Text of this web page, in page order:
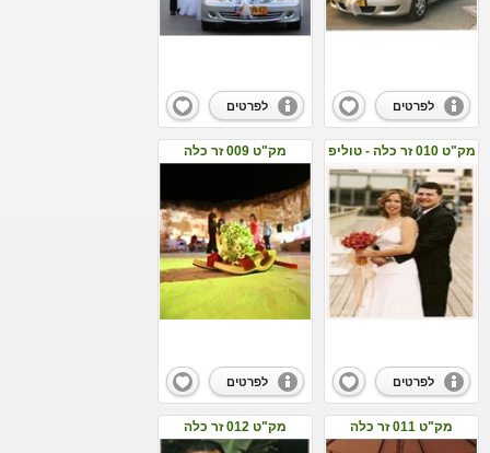
לפרטים לפרטים
מק"ט 010 זר כלה - טוליפ
לפרטים
מק"ט 009 זר כלה
לפרטים
מק"ט 011 זר כלה מק"ט 012 זר כלה